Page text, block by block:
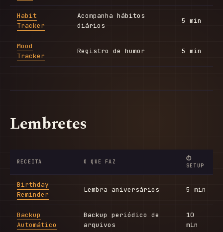
Habit
Tracker
Acompanha hábitos
diários
5 min
Mood
Tracker
Registro de humor 5 min
Lembretes
RECEITA O QUE FAZ
⏱
SETUP
Birthday
Reminder
Lembra aniversários 5 min
Backup
Automático
Backup periódico de
arquivos
10
min